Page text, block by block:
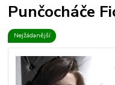
Punčocháče
Nejžádanější